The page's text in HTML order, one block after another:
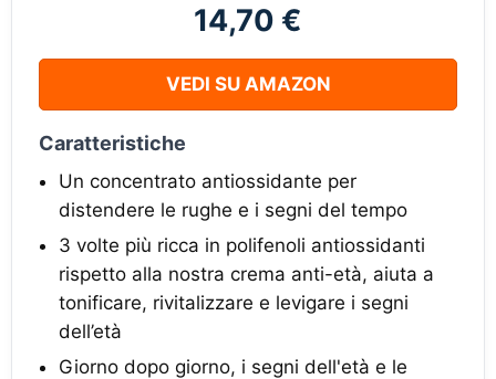
14,70 €
VEDI SU AMAZON
Caratteristiche
Un concentrato antiossidante per
distendere le rughe e i segni del tempo
3 volte più ricca in polifenoli antiossidanti
rispetto alla nostra crema anti-età, aiuta a
tonificare, rivitalizzare e levigare i segni
dell’età
Giorno dopo giorno, i segni dell'età e le